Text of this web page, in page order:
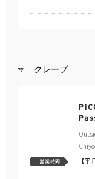
クレープ
営業時間 【平